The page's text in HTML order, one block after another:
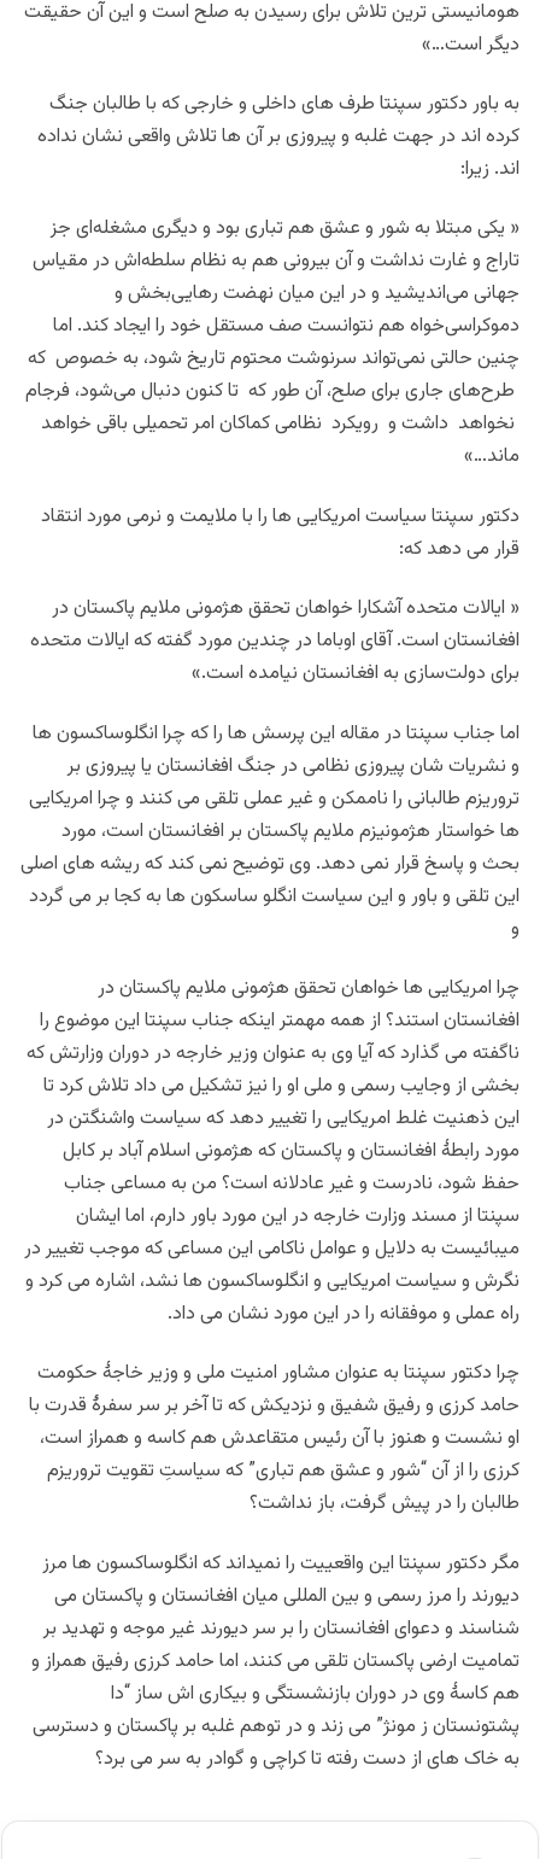
هومانیستی ‌ترین تلاش برای رسیدن به صلح است و این آن حقیقت
دیگر است…»
به باور دکتور سپنتا طرف های داخلی و خارجی که با طالبان جنگ
کرده اند در جهت غلبه و پیروزی بر آن ها تلاش واقعی نشان نداده
اند. زیرا:
« یکی مبتلا به شور و عشق هم ‌تباری بود و دیگری مشغله‌ای جز
تاراج و غارت نداشت و آن بیرونی هم به نظام سلطه‌اش در مقیاس
جهانی می‌اندیشید و در این میان نهضت رهایی‌بخش و
دموکراسی‌خواه هم نتوانست صف مستقل خود را ایجاد کند. اما
چنین حالتی نمی‌تواند سرنوشت محتوم تاریخ شود، به‌ خصوص که
طرح‌های جاری برای صلح، آن طور که تا کنون دنبال می‌شود، فرجام
نخواهد داشت و رویکرد نظامی ‌کماکان امر تحمیلی باقی خواهد
ماند…»
دکتور سپنتا سیاست امریکایی ها را با ملایمت و نرمی مورد انتقاد
قرار می دهد که:
« ایالات متحده آشکارا خواهان تحقق هژمونی ملایم پاکستان در
افغانستان است. آقای اوباما در چندین مورد گفته که ایالات متحده
برای دولت‌سازی به افغانستان نیامده است.»
اما جناب سپنتا در مقاله این پرسش ها را که چرا انگلوساکسون ها
و نشریات شان پیروزی نظامی در جنگ افغانستان یا پیروزی بر
تروریزم طالبانی را ناممکن و غیر عملی تلقی می کنند و چرا امریکایی
ها خواستار هژمونیزم ملایم پاکستان بر افغانستان است، مورد
بحث و پاسخ قرار نمی دهد. وی توضیح نمی کند که ریشه های اصلی
این تلقی و باور و این سیاست انگلو ساسکون ها به کجا بر می گردد
و
چرا امریکایی ها خواهان تحقق هژمونی ملایم پاکستان در
افغانستان استند؟ از همه مهمتر اینکه جناب سپنتا این موضوع را
ناگفته می گذارد که آیا وی به عنوان وزیر خارجه در دوران وزارتش که
بخشی از وجایب رسمی و ملی او را نیز تشکیل می داد تلاش کرد تا
این ذهنیت غلط امریکایی را تغییر دهد که سیاست واشنگتن در
مورد رابطۀ افغانستان و پاکستان که هژمونی اسلام آباد بر کابل
حفظ شود، نادرست و غیر عادلانه است؟ من به مساعی جناب
سپنتا از مسند وزارت خارجه در این مورد باور دارم، اما ایشان
میبائیست به دلایل و عوامل ناکامی این مساعی که موجب تغییر در
نگرش و سیاست امریکایی و انگلوساکسون ها نشد، اشاره می کرد و
راه عملی و موفقانه را در این مورد نشان می داد.
چرا دکتور سپنتا به عنوان مشاور امنیت ملی و وزیر خاجۀ حکومت
حامد کرزی و رفیق شفیق و نزدیکش که تا آخر بر سر سفرۀ قدرت با
او نشست و هنوز با آن رئیس متقاعدش هم کاسه و همراز است،
کرزی را از آن “شور و عشق هم تباری” که سیاستِ تقویت تروریزم
طالبان را در پیش گرفت، باز نداشت؟
مگر دکتور سپنتا این واقعییت را نمیداند که انگلوساکسون ها مرز
دیورند را مرز رسمی و بین المللی میان افغانستان و پاکستان می
شناسند و دعوای افغانستان را بر سر دیورند غیر موجه و تهدید بر
تمامیت ارضی پاکستان تلقی می کنند، اما حامد کرزی رفیق همراز و
هم کاسۀ وی در دوران بازنشستگی و بیکاری اش ساز “دا
پشتونستان ز مونژ” می زند و در توهم غلبه بر پاکستان و دسترسی
به خاک های از دست رفته تا کراچی و گوادر به سر می برد؟